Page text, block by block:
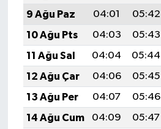
9 Ağu Paz
04:01 05:42
10 Ağu Pts
04:03 05:43
11 Ağu Sal
04:04 05:44
12 Ağu Çar
04:06 05:45
13 Ağu Per
04:07 05:46
14 Ağu Cum
04:09 05:47